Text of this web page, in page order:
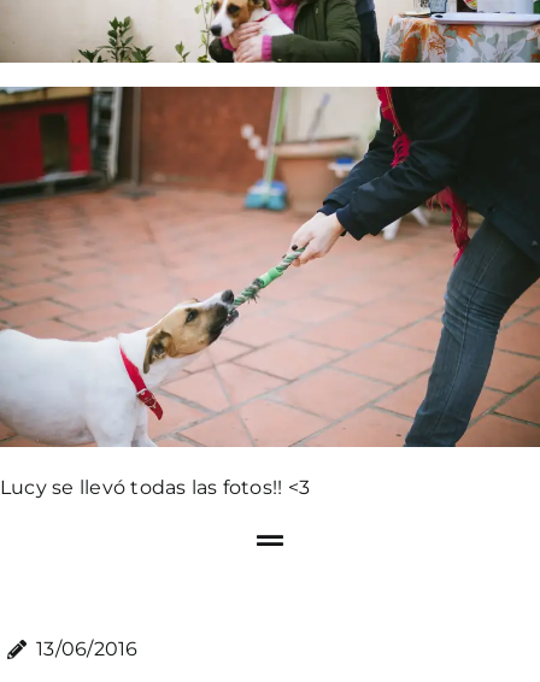
Lucy se llevó todas las fotos!! <3
13/06/2016